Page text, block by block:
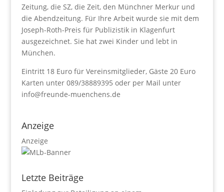
Zeitung, die SZ, die Zeit, den Münchner Merkur und
die Abendzeitung. Für Ihre Arbeit wurde sie mit dem
Joseph-Roth-Preis für Publizistik in Klagenfurt
ausgezeichnet. Sie hat zwei Kinder und lebt in
München.
Eintritt 18 Euro für Vereinsmitglieder, Gäste 20 Euro
Karten unter 089/38889395 oder per Mail unter
info@freunde-muenchens.de
Anzeige
Anzeige
Letzte Beiträge